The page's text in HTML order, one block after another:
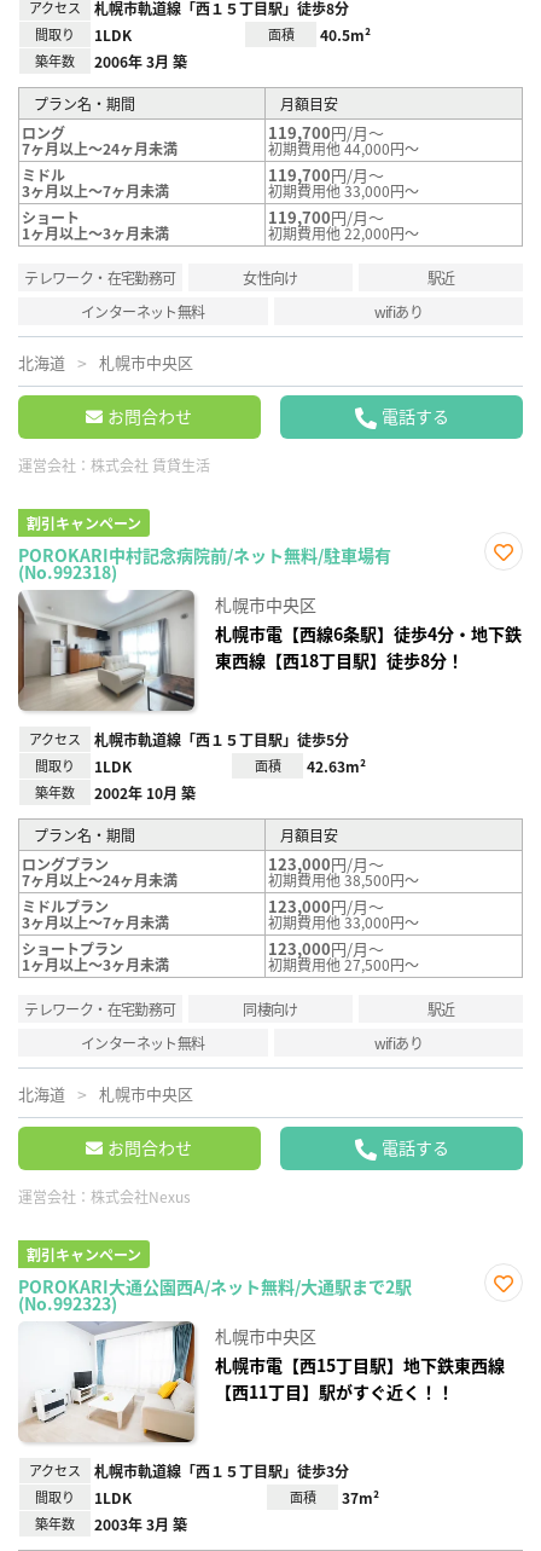
アクセス 札幌市軌道線「西１５丁目駅」徒歩8分
間取り 1LDK 面積 40.5m²
築年数 2006年 3月 築
プラン名・期間
月額目安
ロング
7ヶ月以上～24ヶ月未満
119,700円/月～
初期費用他 44,000円～
ミドル
3ヶ月以上～7ヶ月未満
119,700円/月～
初期費用他 33,000円～
ショート
1ヶ月以上～3ヶ月未満
119,700円/月～
初期費用他 22,000円～
テレワーク・在宅勤務可 女性向け
駅近
インターネット無料
wifiあり
北海道 札幌市中央区
お問合わせ 電話する
運営会社： 株式会社 賃貸生活
割引キャンペーン
POROKARI中村記念病院前/ネット無料/駐車場有
(No.992318)
録
札幌市中央区
札幌市電【西線6条駅】徒歩4分・地下鉄
東西線【西18丁目駅】徒歩8分！
アクセス 札幌市軌道線「西１５丁目駅」徒歩5分
間取り 1LDK 面積 42.63m²
築年数 2002年 10月 築
プラン名・期間
月額目安
ロングプラン
7ヶ月以上～24ヶ月未満
123,000円/月～
初期費用他 38,500円～
ミドルプラン
3ヶ月以上～7ヶ月未満
123,000円/月～
初期費用他 33,000円～
ショートプラン
1ヶ月以上～3ヶ月未満
123,000円/月～
初期費用他 27,500円～
テレワーク・在宅勤務可 同棲向け
駅近
インターネット無料
wifiあり
北海道 札幌市中央区
お問合わせ 電話する
運営会社： 株式会社Nexus
割引キャンペーン
POROKARI大通公園西A/ネット無料/大通駅まで2駅
(No.992323)
録
札幌市中央区
札幌市電【西15丁目駅】地下鉄東西線
【西11丁目】駅がすぐ近く！！
アクセス 札幌市軌道線「西１５丁目駅」徒歩3分
間取り 1LDK 面積 37m²
築年数 2003年 3月 築